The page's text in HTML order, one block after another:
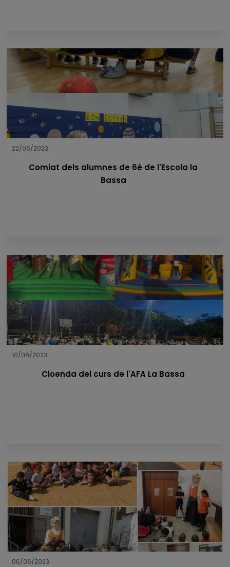
22/06/2023
Comiat dels alumnes de 6è de l'Escola la
Bassa
10/06/2023
Cloenda del curs de l'AFA La Bassa
06/06/2023